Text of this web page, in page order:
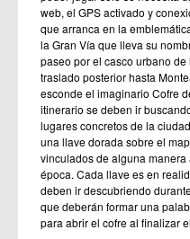
web, el GPS activado y
que arranca en la
la Gran Vía que lleva su
paseo por el casco urbano
traslado posterior hasta
esconde el imaginario Cofre
itinerario se deben ir
lugares concretos de la
una llave dorada sobre el
vinculados de alguna
época. Cada llave es en
deben ir descubriendo
que deberán formar una
para abrir el cofre al finalizar